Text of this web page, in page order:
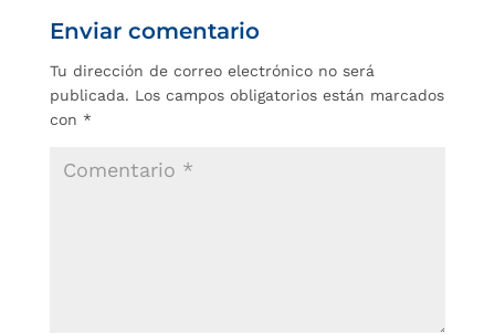
Enviar comentario
Tu dirección de correo electrónico no será
publicada. Los campos obligatorios están marcados
con *